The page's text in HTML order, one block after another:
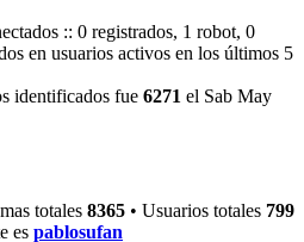
:: 0 registrados, 1 robot, 0
en usuarios activos en los últimos 5
identificados fue 6271 el Sab May
totales 8365 • Usuarios totales 799
es pablosufan